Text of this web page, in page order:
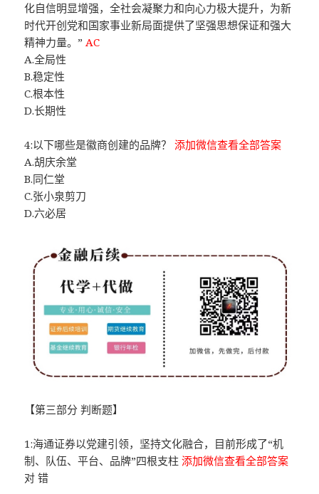
化自信明显增强，全社会凝聚力和向心力极大提升，为新
时代开创党和国家事业新局面提供了坚强思想保证和强大
精神力量。”AC
A.全局性
B.稳定性
C.根本性
D.长期性
4:以下哪些是徽商创建的品牌？添加微信查看全部答案
A.胡庆余堂
B.同仁堂
C.张小泉剪刀
D.六必居
【第三部分 判断题】
1:海通证券以党建引领，坚持文化融合，目前形成了“机
制、队伍、平台、品牌”四根支柱添加微信查看全部答案
对 错